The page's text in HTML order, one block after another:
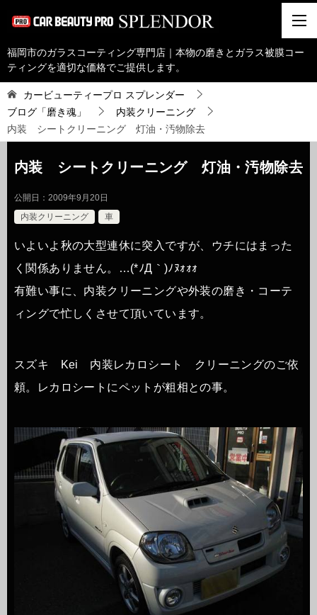
福岡市のガラスコーティング専門店｜本物の磨きとガラス被膜コー
ティングを適切な価格でご提供します。
カービューティープロ スプレンダー
ブログ「磨き魂」
内装クリーニング
内装 シートクリーニング 灯油・汚物除去
内装 シートクリーニング 灯油・汚物除去
公開日： 2009年9月20日
内装クリーニング
車
いよいよ秋の大型連休に突入ですが、ウチにはまった
く関係ありません。…(*ﾉД｀)ﾉﾇｫｫｫ
有難い事に、内装クリーニングや外装の磨き・コーテ
ィングで忙しくさせて頂いています。
スズキ Kei 内装レカロシート クリーニングのご依
頼。レカロシートにペットが粗相との事。